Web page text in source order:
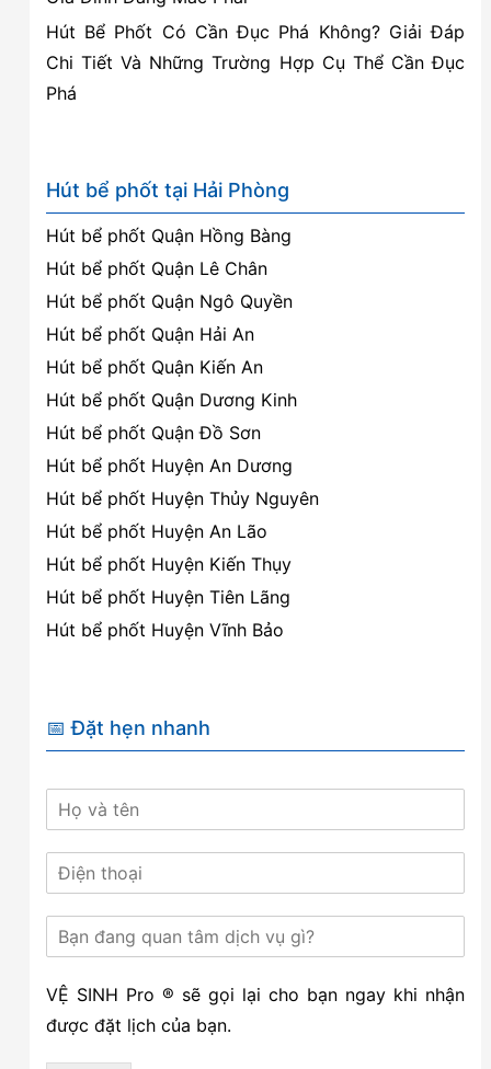
Hút Bể Phốt Có Cần Đục Phá Không? Giải Đáp
Chi Tiết Và Những Trường Hợp Cụ Thể Cần Đục
Phá
Hút bể phốt tại Hải Phòng
Hút bể phốt Quận Hồng Bàng
Hút bể phốt Quận Lê Chân
Hút bể phốt Quận Ngô Quyền
Hút bể phốt Quận Hải An
Hút bể phốt Quận Kiến An
Hút bể phốt Quận Dương Kinh
Hút bể phốt Quận Đồ Sơn
Hút bể phốt Huyện An Dương
Hút bể phốt Huyện Thủy Nguyên
Hút bể phốt Huyện An Lão
Hút bể phốt Huyện Kiến Thụy
Hút bể phốt Huyện Tiên Lãng
Hút bể phốt Huyện Vĩnh Bảo
📅 Đặt hẹn nhanh
VỆ SINH Pro ® sẽ gọi lại cho bạn ngay khi nhận
được đặt lịch của bạn.